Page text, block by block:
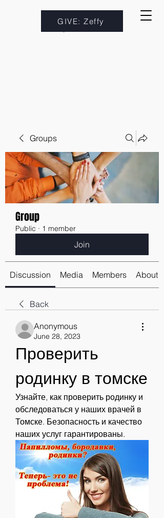
GIVE: Zeffy
Groups
Group
Public · 1 member
Join
Discussion Media Members About
Back
Anonymous
June 28, 2023
Проверить
родинку в томске
Узнайте, как проверить родинку и
обследоваться у наших врачей в
Томске. Безопасность и качество
наших услуг гарантированы.